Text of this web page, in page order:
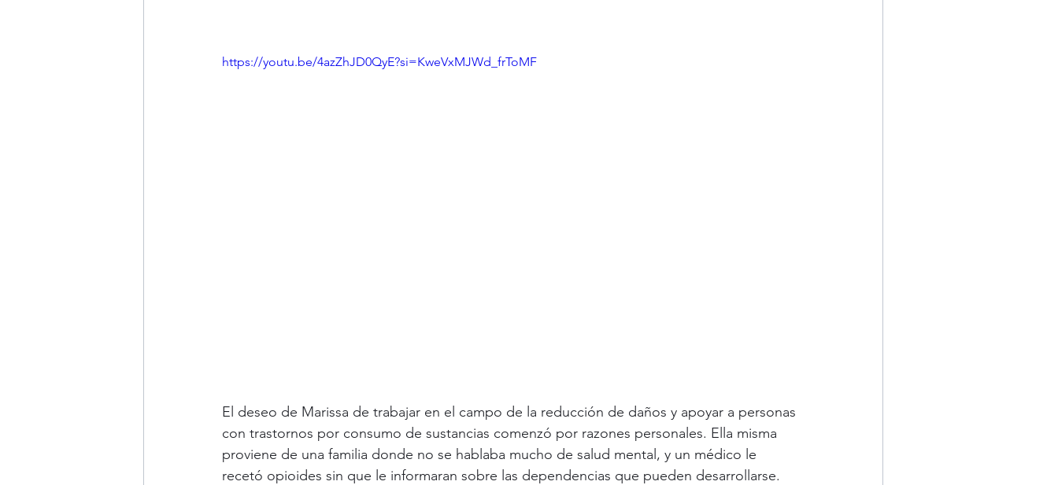
https://youtu.be/4azZhJD0QyE?si=KweVxMJWd_frToMF
El deseo de Marissa de trabajar en el campo de la reducción de daños y apoyar a personas
con trastornos por consumo de sustancias comenzó por razones personales. Ella misma
proviene de una familia donde no se hablaba mucho de salud mental, y un médico le
recetó opioides sin que le informaran sobre las dependencias que pueden desarrollarse.